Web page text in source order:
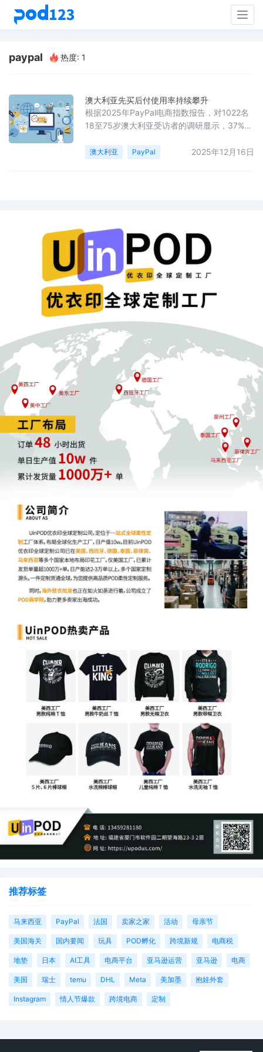
paypal 热度: 1
澳大利亚先买后付使用率持续攀升
根据2025年PayPal电商指数报告，对1022名
18至75岁澳大利亚受访者的调研显示，37%的
较去年同期增长11%，表明这一支付方式的普
澳大利亚 PayPal 2025年12月16日
推荐标签
马来西亚 PayPal 法国 卖家之家 活动 母亲节
美国海关 国内要闻 玩具 POD孵化 跨境新规 电商税
地垫 日本 AI工具 电商平台 亚马逊运营 亚马逊 电商
美国 瑞士 temu DHL Meta 美加墨 抱娃外套
Instagram 情人节爆款 跨境电商 定制